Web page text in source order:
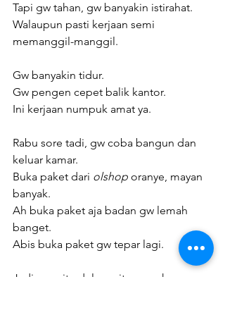
Tapi gw tahan, gw banyakin istirahat.
Walaupun pasti kerjaan semi
memanggil-manggil.
Gw banyakin tidur.
Gw pengen cepet balik kantor.
Ini kerjaan numpuk amat ya.
Rabu sore tadi, gw coba bangun dan
keluar kamar.
Buka paket dari olshop oranye, mayan
banyak.
Ah buka paket aja badan gw lemah
banget.
Abis buka paket gw tepar lagi.
Jadi, ya, gitu dulu ceritanya sekarang.